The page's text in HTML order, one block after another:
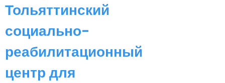
Тольяттинский
социально-
реабилитационный
центр для